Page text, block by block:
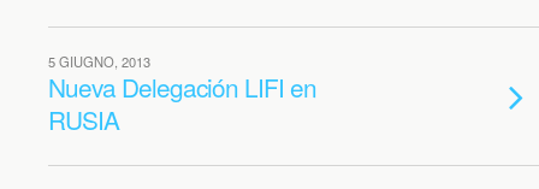
5 GIUGNO, 2013
Nueva Delegación LIFI en
RUSIA